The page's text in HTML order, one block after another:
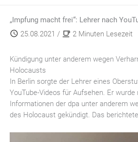
„Impfung macht frei“: Lehrer nach
25.08.2021 / 2 Minuten Lesezeit
Kündigung unter anderem wegen
Holocausts
In Berlin sorgte der Lehrer eines
YouTube-Videos für Aufsehen. Er wurde
Informationen der dpa unter anderem
des Holocaust gekündigt. Das berichtete